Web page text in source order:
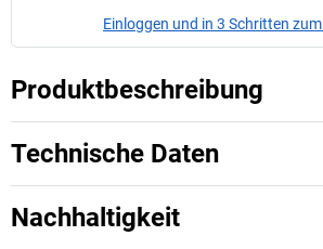
Einloggen und in 3 Schritten
Produktbeschreibung
Technische Daten
Nachhaltigkeit